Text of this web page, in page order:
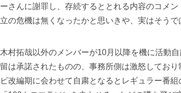
ーさんに謝罪し、存続するととれる内容のコメ
立の危機は無くなったかと思いきや、実はそうで
木村拓哉以外のメンバーが10月以降を機に活動
留は承諾されたものの、事務所側は激怒してお
ビ改編期に会わせて自粛となるとレギュラー番組